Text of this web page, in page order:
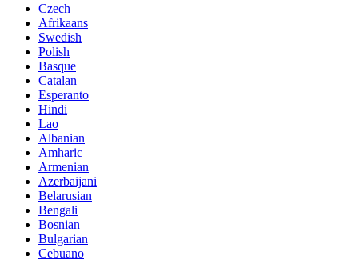
Czech
Afrikaans
Swedish
Polish
Basque
Catalan
Esperanto
Hindi
Lao
Albanian
Amharic
Armenian
Azerbaijani
Belarusian
Bengali
Bosnian
Bulgarian
Cebuano